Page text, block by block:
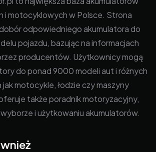
i motocyklowych w Polsce. Strona
odpowiedniego akumulatora do
pojazdu, bazując na informacjach
producentów. Użytkownicy mogą
do ponad 9000 modeli aut i różnych
motocykle, łodzie czy maszyny
także poradnik motoryzacyjny,
i użytkowaniu akumulatorów.